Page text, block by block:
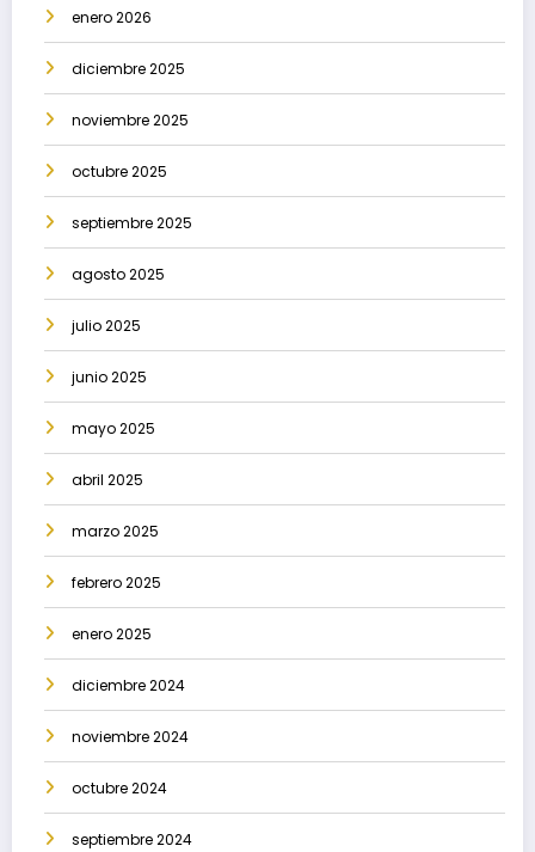
enero 2026
diciembre 2025
noviembre 2025
octubre 2025
septiembre 2025
agosto 2025
julio 2025
junio 2025
mayo 2025
abril 2025
marzo 2025
febrero 2025
enero 2025
diciembre 2024
noviembre 2024
octubre 2024
septiembre 2024